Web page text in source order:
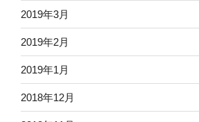
2019年3月
2019年2月
2019年1月
2018年12月